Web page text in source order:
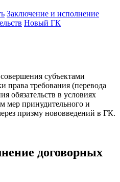
Заключение и исполнение
Новый ГК
субъектами
права требования (перевода
обязательств в условиях
мер принудительного и
призму нововведений в ГК.
договорных